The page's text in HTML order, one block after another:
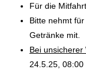
Für die
Bitte nehmt
Getränke mit.
Bei unsicherer
24.5.25, 08:00